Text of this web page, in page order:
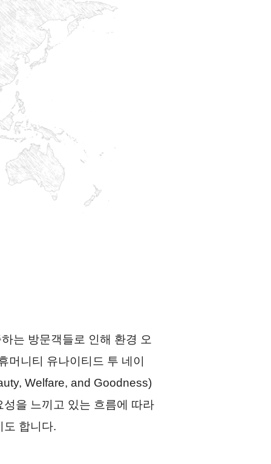
는 방문객들로 인해 환경 오
머니티 유나이티드 투 네이
Welfare, and Goodness)
을 느끼고 있는 흐름에 따라
도 합니다.